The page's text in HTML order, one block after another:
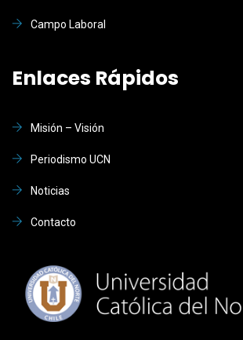
Campo Laboral
Enlaces Rápidos
Misión – Visión
Periodismo UCN
Noticias
Contacto